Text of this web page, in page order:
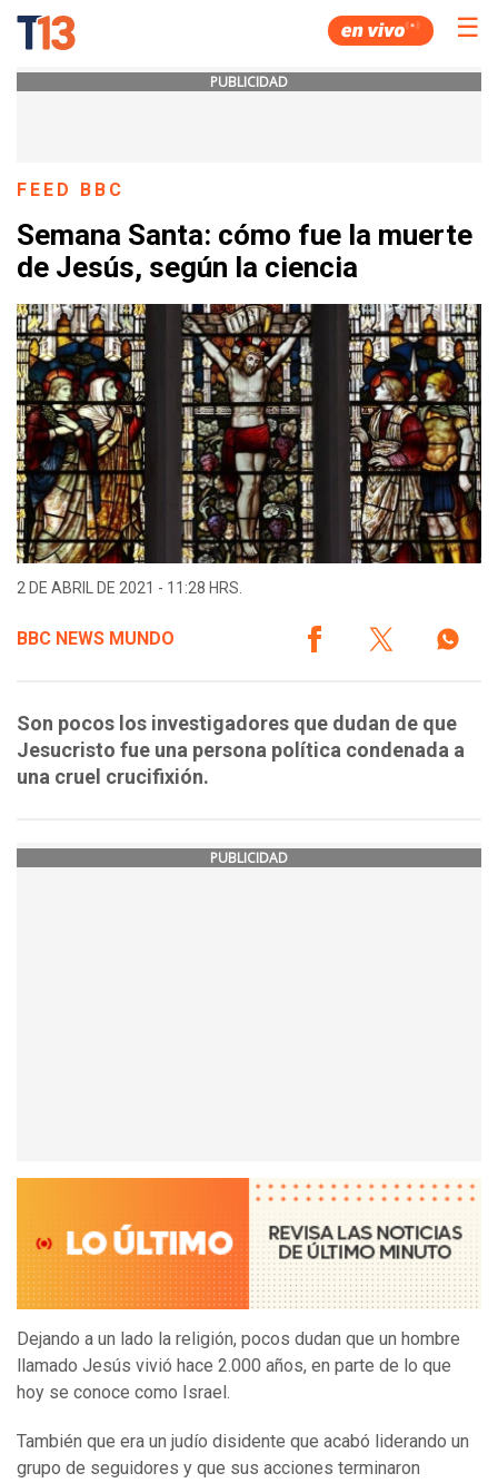
☰
PUBLICIDAD
FEED BBC
Semana Santa: cómo fue la muerte
de Jesús, según la ciencia
2 DE ABRIL DE 2021 - 11:28 HRS.
BBC NEWS MUNDO
Son pocos los investigadores que dudan de que
Jesucristo fue una persona política condenada a
una cruel crucifixión.
PUBLICIDAD
Dejando a un lado la religión, pocos dudan que un hombre
llamado Jesús vivió hace 2.000 años, en parte de lo que
hoy se conoce como Israel.
También que era un judío disidente que acabó liderando un
grupo de seguidores y que sus acciones terminaron